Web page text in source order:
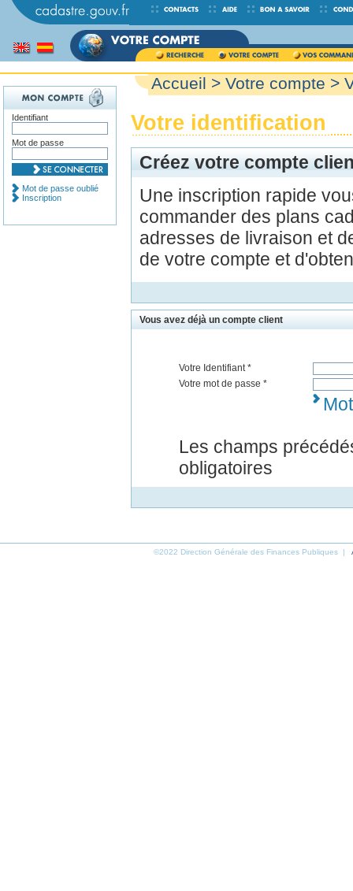
Accueil > Votre compte >
Votre identification
Créez votre compte
Une inscription rapide
commander des plans
adresses de livraison et
de votre compte et
Vous avez déjà un compte client
Votre Identifiant *
Votre mot de passe *
Les champs
obligatoires
Identifiant
Mot de passe
Mot de passe oublié
Inscription
©2022 Direction Générale des Finances Publiques |